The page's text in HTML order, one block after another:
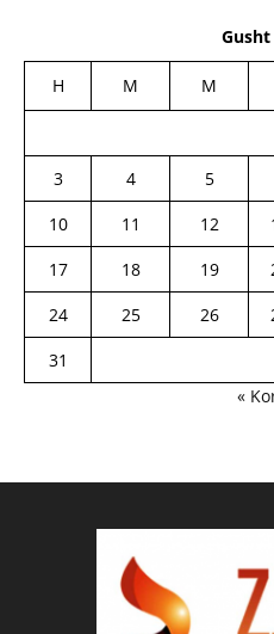
Gusht
H M M
3
4 5
10
11 12
17
18 19
24
25 26
31
«